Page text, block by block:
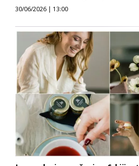
30/06/2026 | 13:00